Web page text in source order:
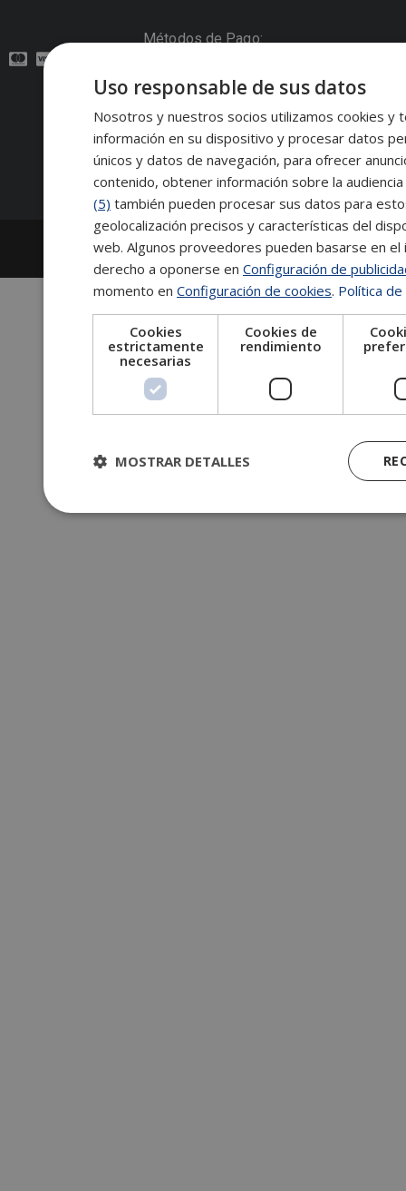
Métodos de Pago:
Contacto:
Síguenos:
2026
Escuela de Posgrado de Salamanca
Información legal
Tablón de anuncios
Uso responsable de sus datos
Nosotros y nuestros socios utilizamos cookies y
información en su dispositivo y procesar datos
únicos y datos de navegación, para ofrecer
contenido, obtener información sobre la
(5) también pueden procesar sus datos para
geolocalización precisos y características del
web. Algunos proveedores pueden basarse en
derecho a oponerse en Configuración de
momento en Configuración de cookies. Política
Cookies
estrictamente
necesarias
Cookies de
rendimiento
MOSTRAR DETALLES